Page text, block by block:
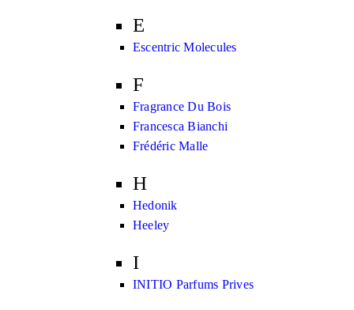
E
Escentric Molecules
F
Fragrance Du Bois
Francesca Bianchi
Frédéric Malle
H
Hedonik
Heeley
I
INITIO Parfums Prives